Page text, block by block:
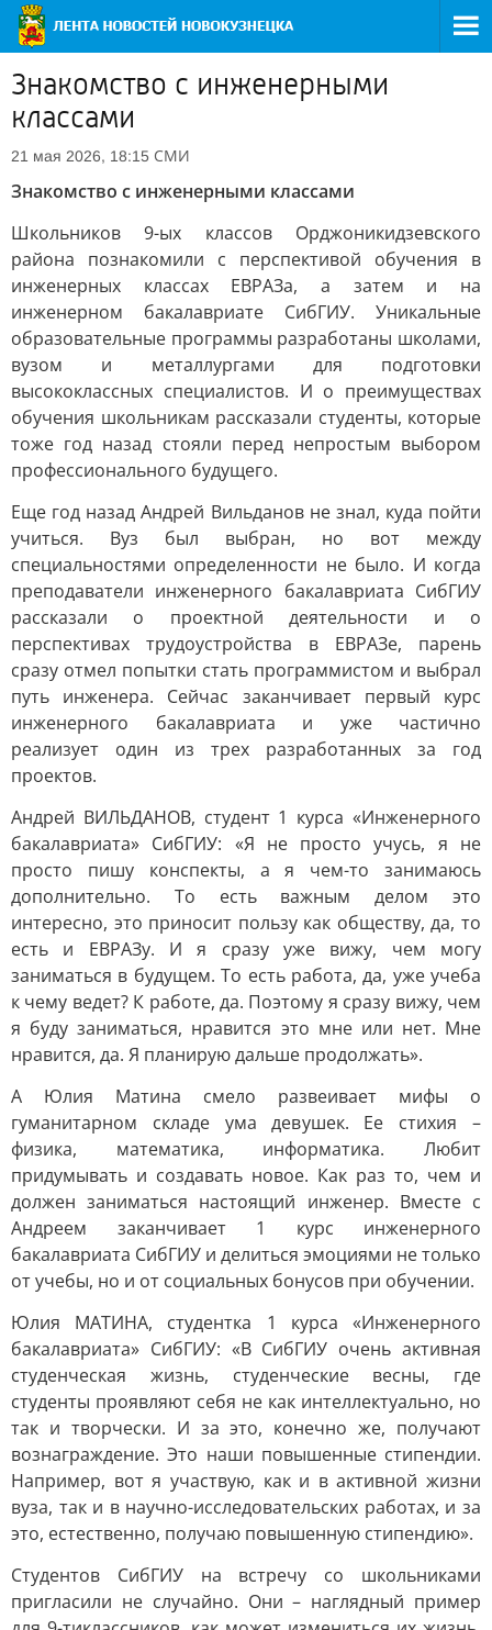
Знакомство с инженерными
классами
21 мая 2026, 18:15 СМИ
Знакомство с инженерными классами
Школьников 9-ых классов Орджоникидзевского
района познакомили с перспективой обучения в
инженерных классах ЕВРАЗа, а затем и на
инженерном бакалавриате СибГИУ. Уникальные
образовательные программы разработаны школами,
вузом и металлургами для подготовки
высококлассных специалистов. И о преимуществах
обучения школьникам рассказали студенты, которые
тоже год назад стояли перед непростым выбором
профессионального будущего.
Еще год назад Андрей Вильданов не знал, куда пойти
учиться. Вуз был выбран, но вот между
специальностями определенности не было. И когда
преподаватели инженерного бакалавриата СибГИУ
рассказали о проектной деятельности и о
перспективах трудоустройства в ЕВРАЗе, парень
сразу отмел попытки стать программистом и выбрал
путь инженера. Сейчас заканчивает первый курс
инженерного бакалавриата и уже частично
реализует один из трех разработанных за год
проектов.
Андрей ВИЛЬДАНОВ, студент 1 курса «Инженерного
бакалавриата» СибГИУ: «Я не просто учусь, я не
просто пишу конспекты, а я чем-то занимаюсь
дополнительно. То есть важным делом это
интересно, это приносит пользу как обществу, да, то
есть и ЕВРАЗу. И я сразу уже вижу, чем могу
заниматься в будущем. То есть работа, да, уже учеба
к чему ведет? К работе, да. Поэтому я сразу вижу, чем
я буду заниматься, нравится это мне или нет. Мне
нравится, да. Я планирую дальше продолжать».
А Юлия Матина смело развеивает мифы о
гуманитарном складе ума девушек. Ее стихия –
физика, математика, информатика. Любит
придумывать и создавать новое. Как раз то, чем и
должен заниматься настоящий инженер. Вместе с
Андреем заканчивает 1 курс инженерного
бакалавриата СибГИУ и делиться эмоциями не только
от учебы, но и от социальных бонусов при обучении.
Юлия МАТИНА, студентка 1 курса «Инженерного
бакалавриата» СибГИУ: «В СибГИУ очень активная
студенческая жизнь, студенческие весны, где
студенты проявляют себя не как интеллектуально, но
так и творчески. И за это, конечно же, получают
вознаграждение. Это наши повышенные стипендии.
Например, вот я участвую, как и в активной жизни
вуза, так и в научно-исследовательских работах, и за
это, естественно, получаю повышенную стипендию».
Студентов СибГИУ на встречу со школьниками
пригласили не случайно. Они – наглядный пример